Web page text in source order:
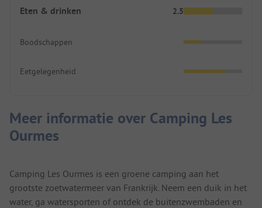
Eten & drinken 2.5
Boodschappen
Eetgelegenheid
Meer informatie over Camping Les
Ourmes
Camping Les Ourmes is een groene camping aan het
grootste zoetwatermeer van Frankrijk. Neem een duik in het
water, ga watersporten of ontdek de buitenzwembaden en